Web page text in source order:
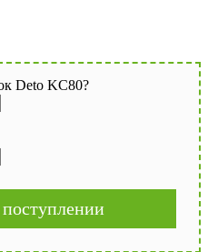
Deto KC80?